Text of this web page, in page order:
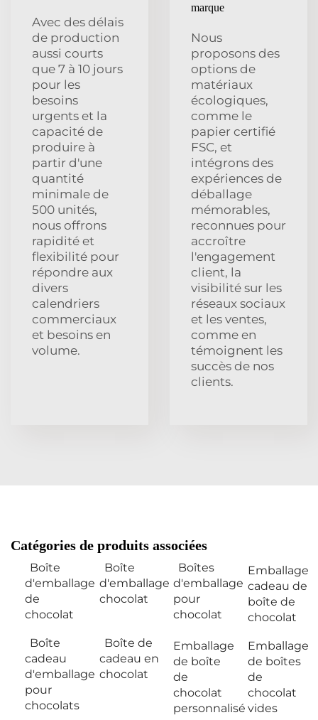
Avec des délais
de production
aussi courts
que 7 à 10 jours
pour les
besoins
urgents et la
capacité de
produire à
partir d'une
quantité
minimale de
500 unités,
nous offrons
rapidité et
flexibilité pour
répondre aux
divers
calendriers
commerciaux
et besoins en
volume.
marque
Nous
proposons des
options de
matériaux
écologiques,
comme le
papier certifié
FSC, et
intégrons des
expériences de
déballage
mémorables,
reconnues pour
accroître
l'engagement
client, la
visibilité sur les
réseaux sociaux
et les ventes,
comme en
témoignent les
succès de nos
clients.
Catégories de produits associées
Boîte
d'emballage
de
chocolat
Boîte
d'emballage
chocolat
Boîtes
d'emballage
pour
chocolat
Emballage
cadeau de
boîte de
chocolat
Boîte
cadeau
d'emballage
pour
chocolats
Boîte de
cadeau en
chocolat
Emballage
de boîte
de
chocolat
personnalisé
Emballage
de boîtes
de
chocolat
vides